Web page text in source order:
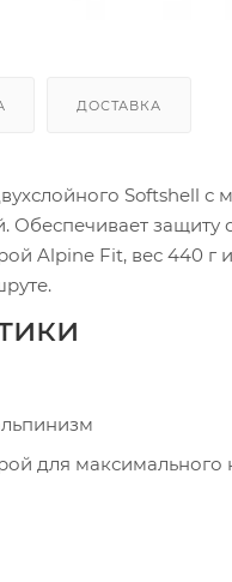
ДОСТАВКА
Softshell
защиту
Alpine Fit, вес 440
для